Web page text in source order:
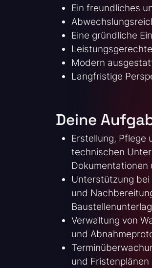
Ein freundliches
Eine gründliche
Modern
Langfristige
Deine
Erstellung, Pflege
technischen
Dokumentationen
Unterstützung
und
Verwaltung von
und
und Fristenplänen